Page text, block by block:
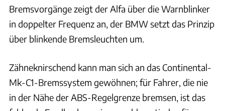
Bremsvorgänge zeigt der Alfa über die Warnblinker
in doppelter Frequenz an, der BMW setzt das Prinzip
über blinkende Bremsleuchten um.
Zähneknirschend kann man sich an das Continental-
Mk-C1-Bremssystem gewöhnen; für Fahrer, die nie
in der Nähe der ABS-Regelgrenze bremsen, ist das